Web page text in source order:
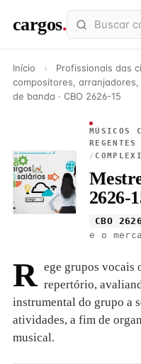
cargos.
Início › Profissionais das
compositores,
de banda · CBO 2626-15
MÚSICOS
/
2626-
CBO
e o
R ege grupos vocais
repertório,
instrumental do grupo a
atividades, a fim de
musical.